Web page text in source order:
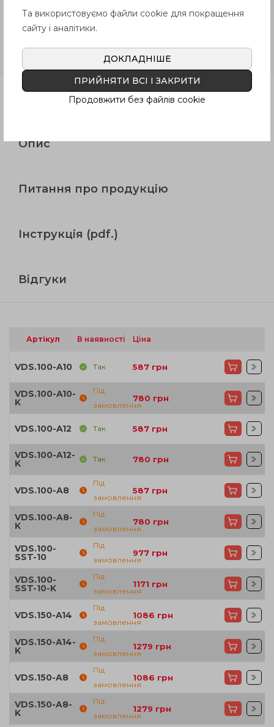
VDS.Армований технополімер,
втулка зі сталевої/нержавіючої
сталі під шпонку
Продукція
Опис
Питання про продукцію
Інструкція (pdf.)
Відгуки
Артікул В наявності Ціна
VDS.100-A10 Так 587 грн
VDS.100-A10-
K
Під
замовлення
780 грн
VDS.100-A12 Так 587 грн
VDS.100-A12-
K Так 780 грн
VDS.100-A8
Під
замовлення
587 грн
VDS.100-A8-
K
Під
замовлення
780 грн
VDS.100-
SST-10
Під
замовлення
977 грн
VDS.100-
SST-10-K
Під
замовлення
1171 грн
VDS.150-A14
Під
замовлення
1086 грн
VDS.150-A14-
K
Під
замовлення
1279 грн
VDS.150-A8
Під
замовлення
1086 грн
VDS.150-A8-
K
Під
замовлення
1279 грн
Та використовуємо файли cookie для покращення
сайту і аналітики.
ДОКЛАДНІШЕ
ПРИЙНЯТИ ВСІ І ЗАКРИТИ
Продовжити без файлів cookie